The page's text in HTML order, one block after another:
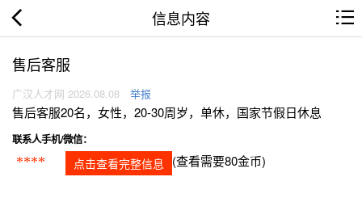
信息内容
售后客服
广汉人才网 2026.08.08 举报
售后客服20名，女性，20-30周岁，单休，国家节假日休息
联系人手机/微信：
**** 点击查看完整信息 (查看需要80金币)